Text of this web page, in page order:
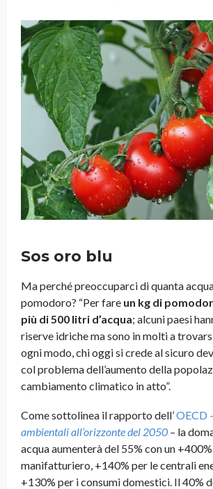
Sos oro blu
Ma perché preoccuparci di quanta
pomodoro? “Per fare un kg di
più di 500 litri d’acqua; alcuni paesi
riserve idriche ma sono in molti a
ogni modo, chi oggi si crede al sicuro
col problema dell’aumento della
cambiamento climatico in atto”.
Come sottolinea il rapporto dell’OECD
ambientali all’orizzonte del 2050 – la
acqua aumenterà del 55% con un
manifatturiero, +140% per le centrali
+130% per i consumi domestici. Il 40%